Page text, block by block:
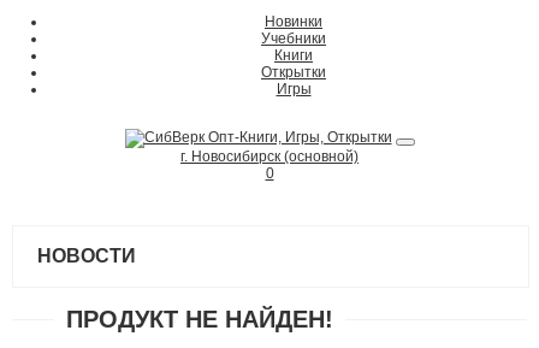
Новинки
Учебники
Книги
Открытки
Игры
г. Новосибирск (основной)
0
НОВОСТИ
ПРОДУКТ НЕ НАЙДЕН!